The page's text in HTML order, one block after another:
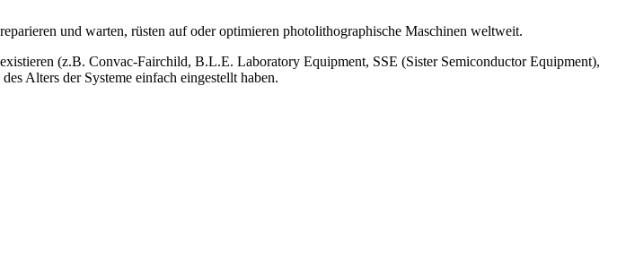
und warten, rüsten auf oder optimieren photolithographische Maschinen weltweit.
(z.B. Convac-Fairchild, B.L.E. Laboratory Equipment, SSE (Sister Semiconductor Equipment),
Alters der Systeme einfach eingestellt haben.